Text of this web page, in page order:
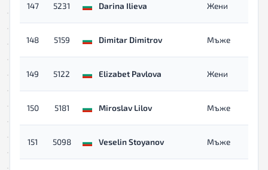
147 5231 Darina Ilieva Жени
148 5159 Dimitar Dimitrov Мъже
149 5122 Elizabet Pavlova Жени
150 5181 Miroslav Lilov Мъже
151 5098 Veselin Stoyanov Мъже